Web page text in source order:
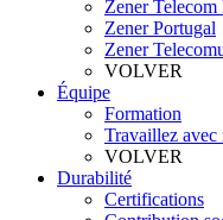
Zener Telecom
Zener Portugal
Zener
VOLVER
Équipe
Formation
Travaillez avec
VOLVER
Durabilité
Certifications